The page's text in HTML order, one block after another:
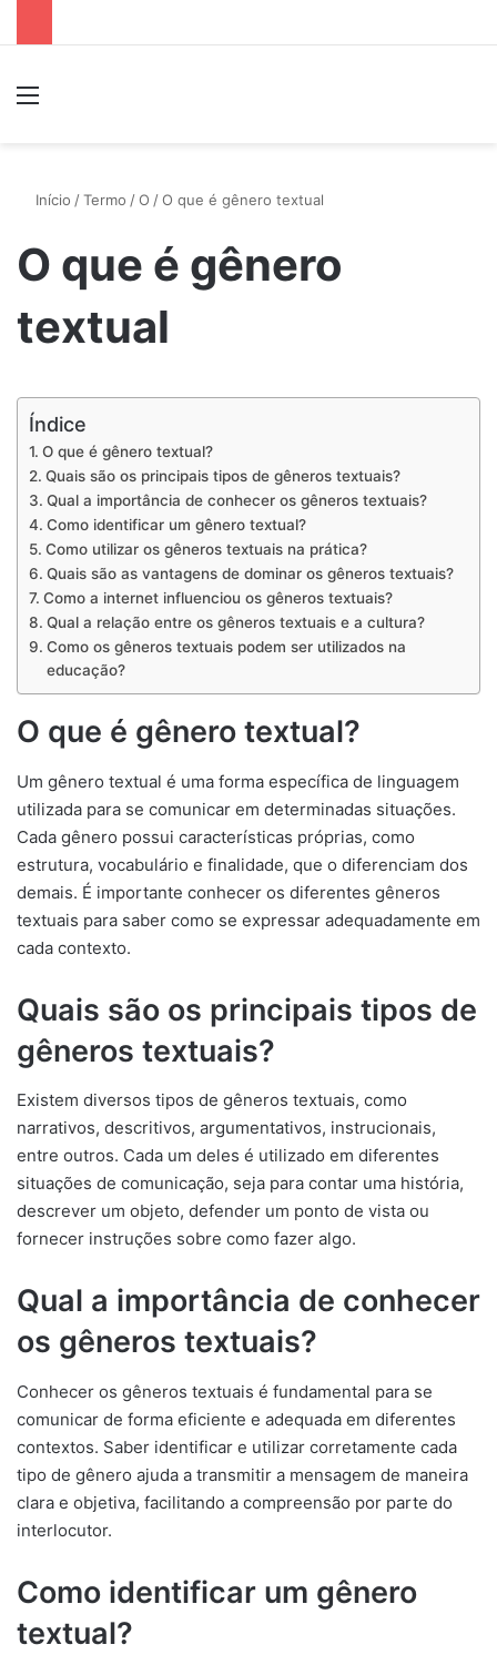
Início /Termo /O /O que é gênero textual
O que é gênero
textual
Índice
O que é gênero textual?
Quais são os principais tipos de gêneros textuais?
Qual a importância de conhecer os gêneros textuais?
Como identificar um gênero textual?
Como utilizar os gêneros textuais na prática?
Quais são as vantagens de dominar os gêneros textuais?
Como a internet influenciou os gêneros textuais?
Qual a relação entre os gêneros textuais e a cultura?
Como os gêneros textuais podem ser utilizados na
educação?
O que é gênero textual?
Um gênero textual é uma forma específica de linguagem
utilizada para se comunicar em determinadas situações.
Cada gênero possui características próprias, como
estrutura, vocabulário e finalidade, que o diferenciam dos
demais. É importante conhecer os diferentes gêneros
textuais para saber como se expressar adequadamente em
cada contexto.
Quais são os principais tipos de
gêneros textuais?
Existem diversos tipos de gêneros textuais, como
narrativos, descritivos, argumentativos, instrucionais,
entre outros. Cada um deles é utilizado em diferentes
situações de comunicação, seja para contar uma história,
descrever um objeto, defender um ponto de vista ou
fornecer instruções sobre como fazer algo.
Qual a importância de conhecer
os gêneros textuais?
Conhecer os gêneros textuais é fundamental para se
comunicar de forma eficiente e adequada em diferentes
contextos. Saber identificar e utilizar corretamente cada
tipo de gênero ajuda a transmitir a mensagem de maneira
clara e objetiva, facilitando a compreensão por parte do
interlocutor.
Como identificar um gênero
textual?